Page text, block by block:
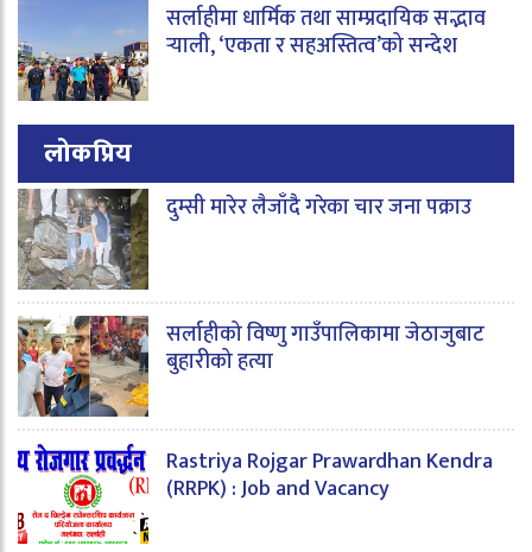
सर्लाहीमा धार्मिक तथा साम्प्रदायिक सद्भाव
र्‍याली, ‘एकता र सहअस्तित्व’को सन्देश
लोकप्रिय
दुम्सी मारेर लैजाँदै गरेका चार जना पक्राउ
सर्लाहीको विष्णु गाउँपालिकामा जेठाजुबाट
बुहारीको हत्या
Rastriya Rojgar Prawardhan Kendra
(RRPK) : Job and Vacancy